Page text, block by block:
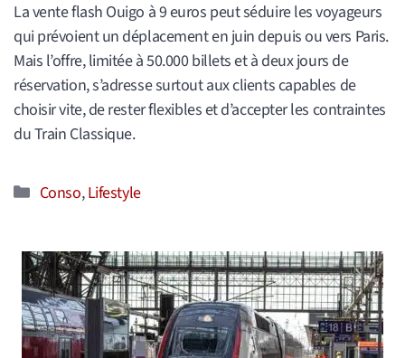
La vente flash Ouigo à 9 euros peut séduire les voyageurs
qui prévoient un déplacement en juin depuis ou vers Paris.
Mais l’offre, limitée à 50.000 billets et à deux jours de
réservation, s’adresse surtout aux clients capables de
choisir vite, de rester flexibles et d’accepter les contraintes
du Train Classique.
Catégories
Conso,Lifestyle